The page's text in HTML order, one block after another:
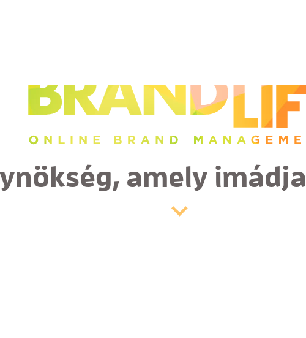
amely imádja